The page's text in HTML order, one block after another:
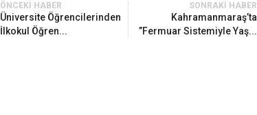
ÖNCEKI HABER
Üniversite Öğrencilerinden
İlkokul Öğren...
SONRAKI HABER
Kahramanmaraş’ta
”Fermuar Sistemiyle Yaş...